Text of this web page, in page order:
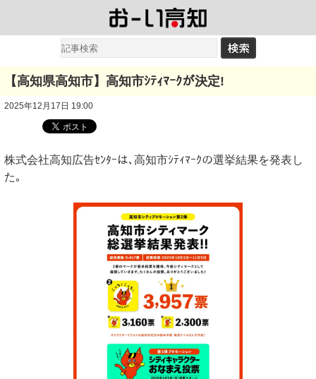
【高知県高知市】高知市ｼﾃｨﾏｰｸが決定!
2025年12月17日 19:00
株式会社高知広告ｾﾝﾀｰは､高知市ｼﾃｨﾏｰｸの選挙結果を発表し
た｡